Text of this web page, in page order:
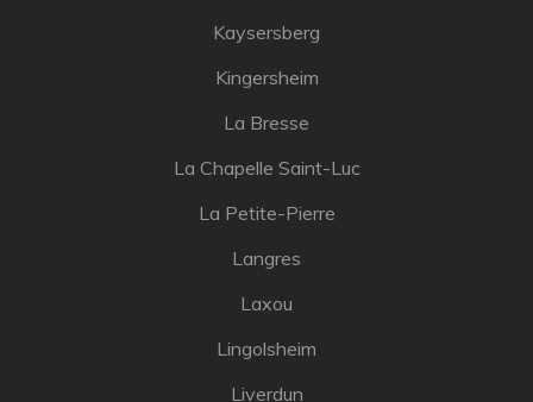
Kaysersberg
Kingersheim
La Bresse
La Chapelle Saint-Luc
La Petite-Pierre
Langres
Laxou
Lingolsheim
Liverdun